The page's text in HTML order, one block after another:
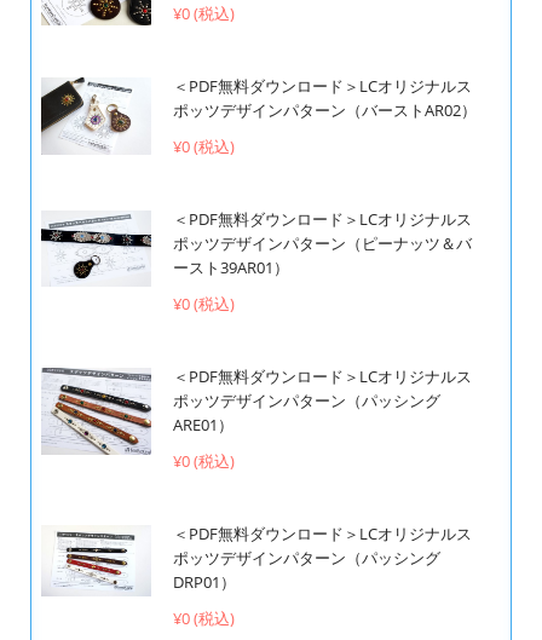
¥0 (税込)
＜PDF無料ダウンロード＞LCオリジナルス
ポッツデザインパターン（バーストAR02）
¥0 (税込)
＜PDF無料ダウンロード＞LCオリジナルス
ポッツデザインパターン（ピーナッツ＆バ
ースト39AR01）
¥0 (税込)
＜PDF無料ダウンロード＞LCオリジナルス
ポッツデザインパターン（パッシング
ARE01）
¥0 (税込)
＜PDF無料ダウンロード＞LCオリジナルス
ポッツデザインパターン（パッシング
DRP01）
¥0 (税込)